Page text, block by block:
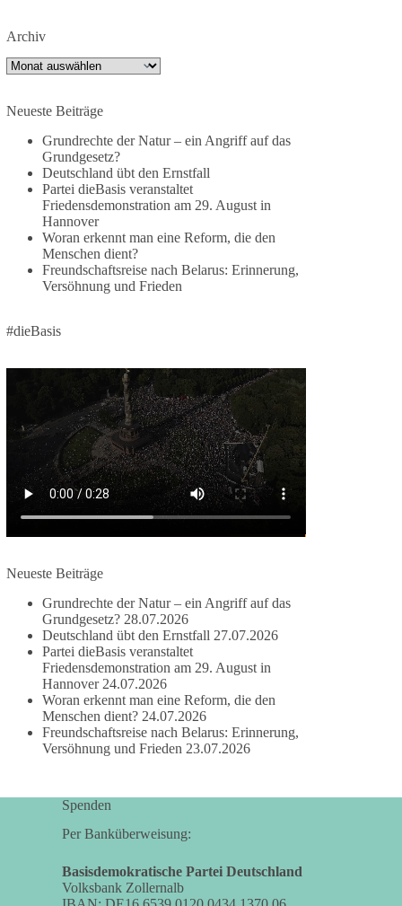
1 Tag zuvor
Jetzt dieBasis Sachsen-Anhalt unterstützen!
Die Landtagswahl 2026 in Sachsen-Anhalt findet
am 6. September statt. Die Inhalte stehen – jetzt
müssen sie gesehen, geteilt und diskutiert werden.
Folge unseren Kanälen:
Facebook:
https://www.facebook.com/groups/diebasissachse
nanhalt/
Instragram:
halt/
https://www.tiktok.com/@diebasis_sachsenanhalt
https://x.com/DieBasisLSA
https://www.youtube.com/dieBasisSachsenAnhalt
🟩🟩🟦🟦🟥🟥🟧🟧
Like, teile und kommentiere unsere Beiträge,
damit noch mehr Menschen mitbekommen, wofür
wir stehen und warum es sich lohnt, dieBasis zu
Mehr Infos:https://diebasis-st.de/wahlprogramm/
#dieBasis #Landtagswahl #SachsenAnhalt
#DeineStimmezählt #jetztunterstützen
58 6 14 Auf Facebook ansehen
DieBasis
1 Tag zuvor
🔎 Über 100-mal keine Antwort.
Anthony Fauci, Immunologe und Berater des
Anhörung des US-Senats auf mehr als 100
Fragen die Aussage verweigert. Die juristische
Archiv
Archiv
Neueste Beiträge
Grundrechte der Natur – ein Angriff auf das
Grundgesetz?
Deutschland übt den Ernstfall
Partei dieBasis veranstaltet
Friedensdemonstration am 29. August in
Hannover
Woran erkennt man eine Reform, die den
Menschen dient?
Freundschaftsreise nach Belarus: Erinnerung,
Versöhnung und Frieden
#dieBasis
Neueste Beiträge
Grundrechte der Natur – ein Angriff auf das
Grundgesetz? 28.07.2026
Deutschland übt den Ernstfall 27.07.2026
Partei dieBasis veranstaltet
Friedensdemonstration am 29. August in
Hannover 24.07.2026
Woran erkennt man eine Reform, die den
Menschen dient? 24.07.2026
Freundschaftsreise nach Belarus: Erinnerung,
Versöhnung und Frieden 23.07.2026
Spenden
Per Banküberweisung:
Basisdemokratische Partei Deutschland
Volksbank Zollernalb